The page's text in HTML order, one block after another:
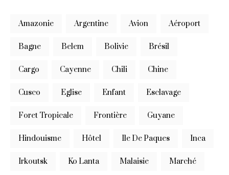
Amazonie Argentine Avion Aéroport
Bagne Belem Bolivie Brésil
Cargo Cayenne Chili Chine
Cusco Eglise Enfant Esclavage
Foret Tropicale Frontière Guyane
Hindouisme Hôtel Ile De Paques Inca
Irkoutsk Ko Lanta Malaisie Marché